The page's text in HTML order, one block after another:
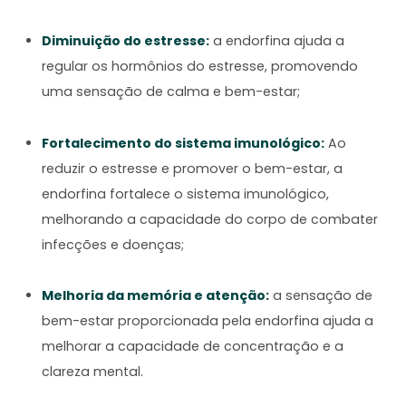
Diminuição do estresse: a endorfina ajuda a
regular os hormônios do estresse, promovendo
uma sensação de calma e bem-estar;
Fortalecimento do sistema imunológico: Ao
reduzir o estresse e promover o bem-estar, a
endorfina fortalece o sistema imunológico,
melhorando a capacidade do corpo de combater
infecções e doenças;
Melhoria da memória e atenção: a sensação de
bem-estar proporcionada pela endorfina ajuda a
melhorar a capacidade de concentração e a
clareza mental.